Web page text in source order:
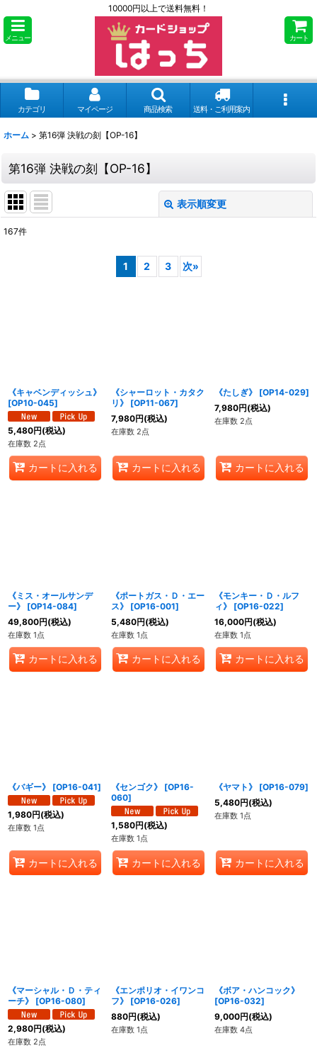
10000円以上で送料無料！
メニュー カート
カテゴリ マイページ 商品検索 送料・ご利用案内
ホーム > 第16弾 決戦の刻【OP-16】
第16弾 決戦の刻【OP-16】
表示順変更
167件
1 2 3 次»
《キャベンディッシュ》
[OP10-045]
5,480円(税込)
在庫数 2点
カートに入れる
《シャーロット・カタク
リ》
[OP11-067]
7,980円(税込)
在庫数 2点
カートに入れる
《たしぎ》 [OP14-029]
7,980円(税込)
在庫数 2点
カートに入れる
《ミス・オールサンデ
ー》
[OP14-084]
49,800円(税込)
在庫数 1点
カートに入れる
《ポートガス・Ｄ・エー
ス》
[OP16-001]
5,480円(税込)
在庫数 1点
カートに入れる
《モンキー・Ｄ・ルフ
ィ》
[OP16-022]
16,000円(税込)
在庫数 1点
カートに入れる
《バギー》 [OP16-041]
1,980円(税込)
在庫数 1点
カートに入れる
《センゴク》 [OP16-
060]
1,580円(税込)
在庫数 1点
カートに入れる
《ヤマト》 [OP16-079]
5,480円(税込)
在庫数 1点
カートに入れる
《マーシャル・Ｄ・ティ
ーチ》
[OP16-080]
2,980円(税込)
在庫数 2点
《エンポリオ・イワンコ
フ》
[OP16-026]
880円(税込)
在庫数 1点
《ボア・ハンコック》
[OP16-032]
9,000円(税込)
在庫数 4点